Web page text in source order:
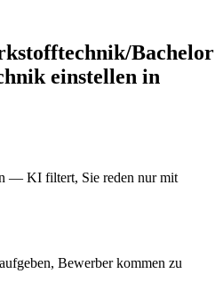
Bachelor
einstellen in
— KI filtert, Sie reden nur mit
Bewerber kommen zu